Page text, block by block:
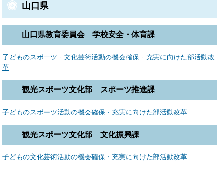
山口県
山口県教育委員会 学校安全・体育課
子どものスポーツ・文化芸術活動の機会確保・充実に向けた部活動改
革
観光スポーツ文化部 スポーツ推進課
子どものスポーツ活動の機会確保・充実に向けた部活動改革
観光スポーツ文化部 文化振興課
子どもの文化芸術活動の機会確保・充実に向けた部活動改革